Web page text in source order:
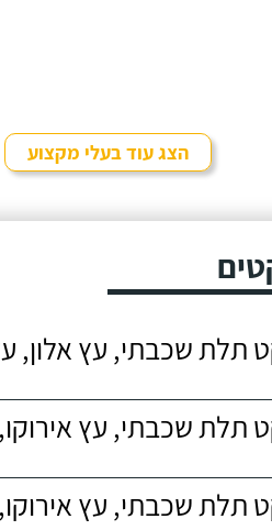
הצג עוד בעלי מקצוע
שכבתי, עץ אלון,
שכבתי, עץ אירוקו,
שכבתי, עץ אירוקו,